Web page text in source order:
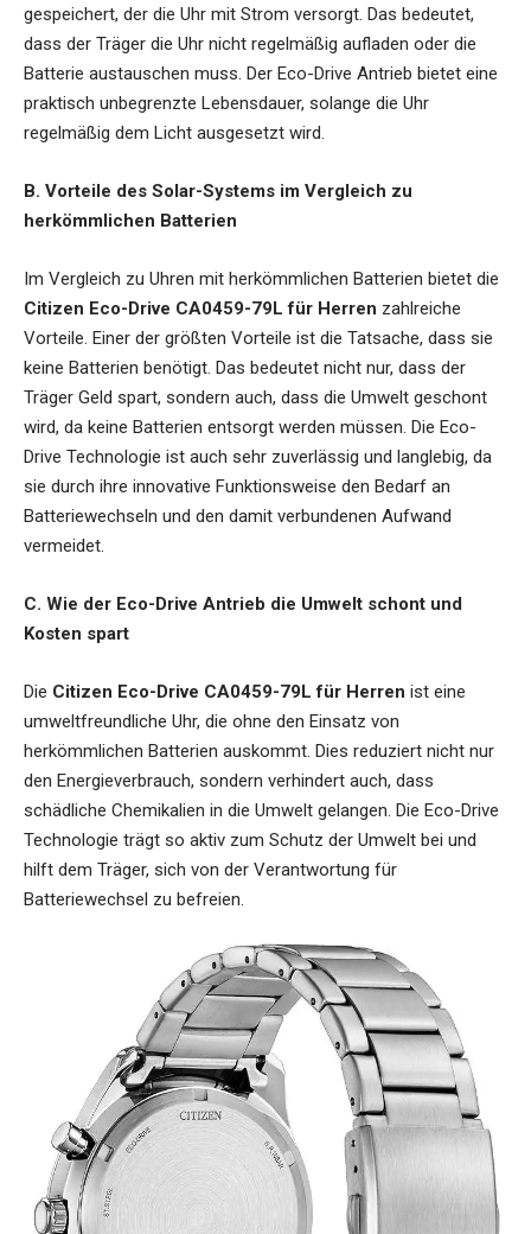
gespeichert, der die Uhr mit Strom versorgt. Das bedeutet,
dass der Träger die Uhr nicht regelmäßig aufladen oder die
Batterie austauschen muss. Der Eco-Drive Antrieb bietet eine
praktisch unbegrenzte Lebensdauer, solange die Uhr
regelmäßig dem Licht ausgesetzt wird.
B. Vorteile des Solar-Systems im Vergleich zu
herkömmlichen Batterien
Im Vergleich zu Uhren mit herkömmlichen Batterien bietet die
Citizen Eco-Drive CA0459-79L für Herren zahlreiche
Vorteile. Einer der größten Vorteile ist die Tatsache, dass sie
keine Batterien benötigt. Das bedeutet nicht nur, dass der
Träger Geld spart, sondern auch, dass die Umwelt geschont
wird, da keine Batterien entsorgt werden müssen. Die Eco-
Drive Technologie ist auch sehr zuverlässig und langlebig, da
sie durch ihre innovative Funktionsweise den Bedarf an
Batteriewechseln und den damit verbundenen Aufwand
vermeidet.
C. Wie der Eco-Drive Antrieb die Umwelt schont und
Kosten spart
Die Citizen Eco-Drive CA0459-79L für Herren ist eine
umweltfreundliche Uhr, die ohne den Einsatz von
herkömmlichen Batterien auskommt. Dies reduziert nicht nur
den Energieverbrauch, sondern verhindert auch, dass
schädliche Chemikalien in die Umwelt gelangen. Die Eco-Drive
Technologie trägt so aktiv zum Schutz der Umwelt bei und
hilft dem Träger, sich von der Verantwortung für
Batteriewechsel zu befreien.